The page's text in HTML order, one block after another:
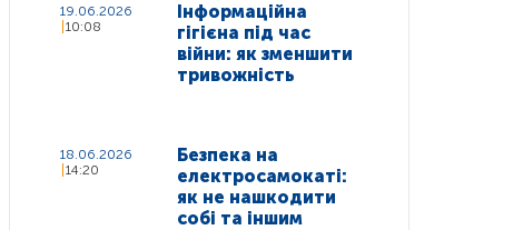
19.06.2026
10:08
Інформаційна
гігієна під час
війни: як зменшити
тривожність
18.06.2026
14:20
Безпека на
електросамокаті:
як не нашкодити
собі та іншим